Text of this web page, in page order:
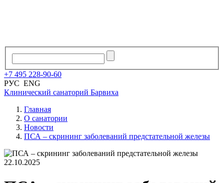
+7 495 228-90-60
РУС ENG
Клинический санаторий Барвиха
Главная
О санатории
Новости
ПСА – скрининг заболеваний предстательной железы
22.10.2025